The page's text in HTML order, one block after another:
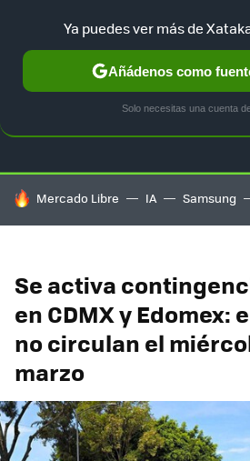
TESLA UBER AUTO ELECTRICO
HOY SE HABLA DE
Mercado Libre IA Samsung
Se activa
en CDMX y Edomex:
no circulan el
marzo
Ya puedes ver más de
Añádenos como
Solo necesitas una cuenta